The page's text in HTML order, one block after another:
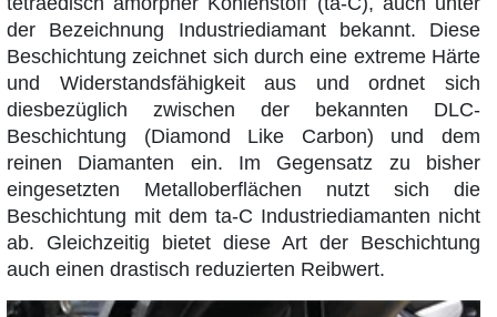
der Bezeichnung Industriediamant bekannt. Diese
Beschichtung zeichnet sich durch eine extreme Härte
und Widerstandsfähigkeit aus und ordnet sich
diesbezüglich zwischen der bekannten DLC-
Beschichtung (Diamond Like Carbon) und dem
reinen Diamanten ein. Im Gegensatz zu bisher
eingesetzten Metalloberflächen nutzt sich die
Beschichtung mit dem ta-C Industriediamanten nicht
ab. Gleichzeitig bietet diese Art der Beschichtung
auch einen drastisch reduzierten Reibwert.